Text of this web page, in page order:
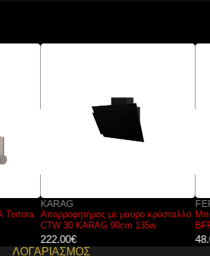
κρύσταλλο
135w
Μπαταρία κουζίνας Sand FREYA
BFR4S FERRO
48.00
ΛΟΓΑΡΙΑΣΜΟΣ